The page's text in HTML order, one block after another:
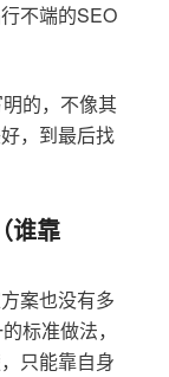
不端的SEO
的，不像其
，到最后找
谁靠
案也没有多
标准做法，
只能靠自身